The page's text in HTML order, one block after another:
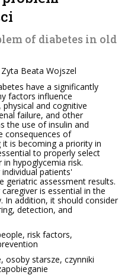
of diabetes in old
Beata Wojszel
have a significantly
factors influence
and cognitive
failure, and other
the use of insulin and
consequences of
is becoming a priority in
to properly select
hypoglycemia risk.
patients'
geriatric assessment results.
is essential in the
In addition, it should consider
detection, and
risk factors,
osoby starsze, czynniki